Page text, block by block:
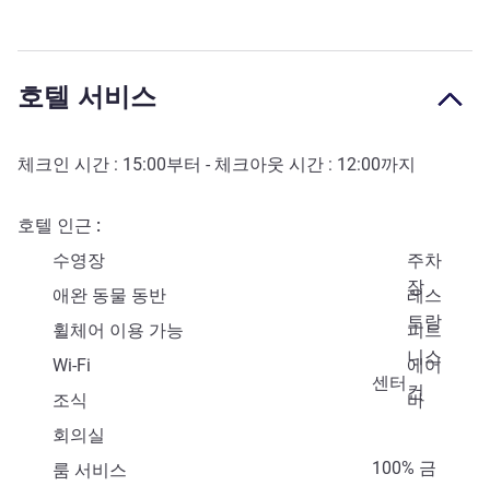
호텔 서비스
체크인 시간 : 15:00부터 - 체크아웃 시간 : 12:00까지
호텔 인근
수영장
주차
장
애완 동물 동반
레스
토랑
휠체어 이용 가능
피트
니스
센터
Wi-Fi
에어
컨
조식
바
회의실
100% 금
룸 서비스